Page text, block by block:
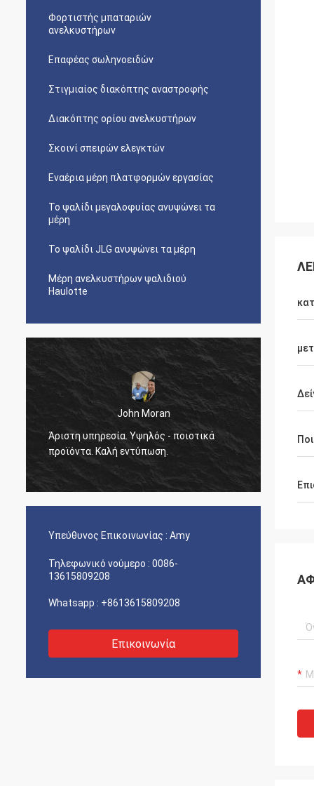
Φορτιστής μπαταριών
ανελκυστήρων
Επαφέας σωληνοειδών
Στιγμιαίος διακόπτης αναστροφής
Διακόπτης ορίου ανελκυστήρων
Σκοινί σπειρών ελεγκτών
Εναέρια μέρη πλατφορμών εργασίας
Το ψαλίδι μεγαλοφυίας ανυψώνει τα
μέρη
Το ψαλίδι JLG ανυψώνει τα μέρη
Μέρη ανελκυστήρων ψαλιδιού
Haulotte
John Moran
Άριστη υπηρεσία. Υψηλός - ποιοτικά
προϊόντα. Καλή εντύπωση.
θα
Υπεύθυνος Επικοινωνίας : Amy
Τηλεφωνικό νούμερο : 0086-
13615809208
Whatsapp : +8613615809208
Επικοινωνία